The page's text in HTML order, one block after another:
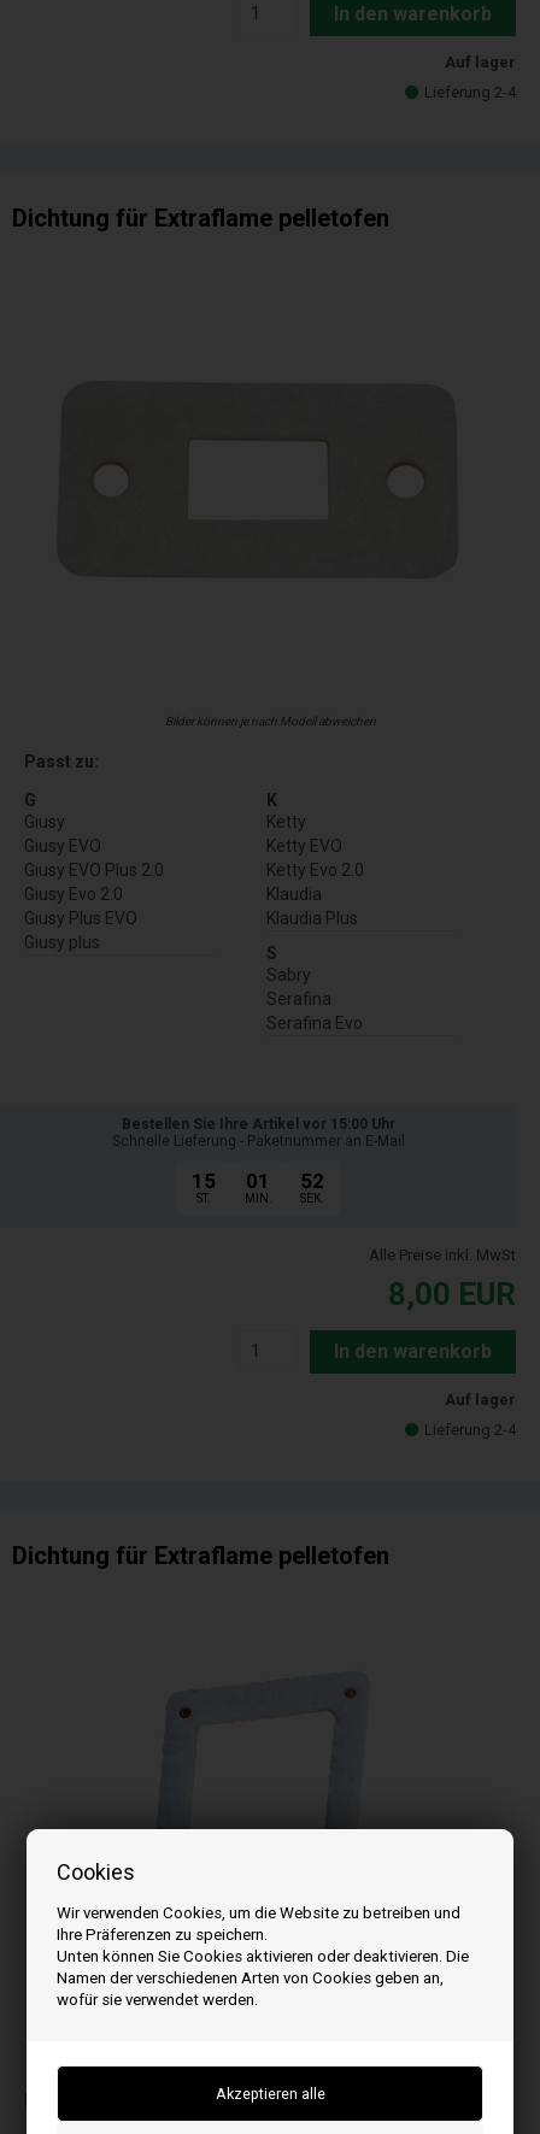
Cookies
Wir verwenden Cookies, um die Website zu betreiben und
Ihre Präferenzen zu speichern.
Unten können Sie Cookies aktivieren oder deaktivieren. Die
Namen der verschiedenen Arten von Cookies geben an,
wofür sie verwendet werden.
In den warenkorb
Auf lager
Lieferung 2-4
Dichtung für Extraflame pelletofen
Bilder können je nach Modell abweichen
Passt zu:
G
Giusy
Giusy EVO
Giusy EVO Plus 2.0
Giusy Evo 2.0
Giusy Plus EVO
Giusy plus
K
Ketty
Ketty EVO
Ketty Evo 2.0
Klaudia
Klaudia Plus
S
Sabry
Serafina
Serafina Evo
Bestellen Sie Ihre Artikel vor 15:00 Uhr
Schnelle Lieferung - Paketnummer an E-Mail
15
ST.
01
MIN.
51
SEK.
Alle Preise inkl. MwSt
8,00 EUR
In den warenkorb
Auf lager
Lieferung 2-4
Dichtung für Extraflame pelletofen